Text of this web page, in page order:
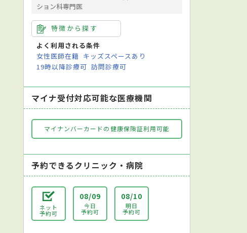
ション科専門医
特徴から探す
よく利用される条件
女性医師在籍 キッズスペースあり
19時以降診療可 訪問診療可
マイナ受付対応可能な医療機関
マイナンバーカードの健康保険証利用可能
予約できるクリニック・病院
ネット
予約可
08/09
今日
予約可
08/10
明日
予約可